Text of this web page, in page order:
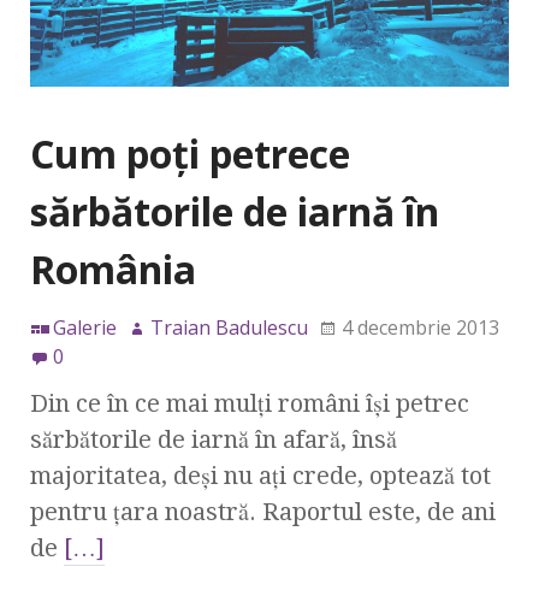
Cum poţi petrece
sărbătorile de iarnă în
România
Galerie Traian Badulescu
4 decembrie 2013
0
Din ce în ce mai mulţi români îşi petrec
sărbătorile de iarnă în afară, însă
majoritatea, deşi nu aţi crede, optează tot
pentru ţara noastră. Raportul este, de ani
de […]